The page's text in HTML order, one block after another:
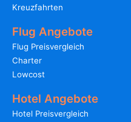
Kreuzfahrten
Flug Angebote
Flug Preisvergleich
Charter
Lowcost
Hotel Angebote
Hotel Preisvergleich